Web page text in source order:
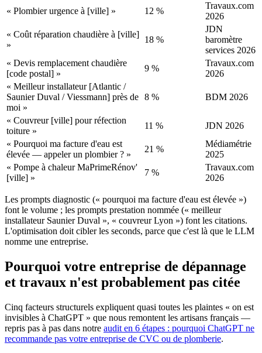
« Plombier urgence à [ville] » 12 %
Travaux.com
2026
« Coût réparation chaudière à [ville]
»
18 %
JDN
baromètre
services 2026
« Devis remplacement chaudière
[code postal] »
9 %
Travaux.com
2026
« Meilleur installateur [Atlantic /
Saunier Duval / Viessmann] près de
moi »
8 % BDM 2026
« Couvreur [ville] pour réfection
toiture »
11 %
JDN 2026
« Pourquoi ma facture d'eau est
élevée — appeler un plombier ? »
21 %
Médiamétrie
2025
« Pompe à chaleur MaPrimeRénov'
[ville] »
7 %
Travaux.com
2026
Les prompts diagnostic (« pourquoi ma facture d'eau est élevée »)
font le volume ; les prompts prestation nommée (« meilleur
installateur Saunier Duval », « couvreur Lyon ») font les citations.
L'optimisation doit cibler les seconds, parce que c'est là que le LLM
nomme une entreprise.
Pourquoi votre entreprise de dépannage
et travaux n'est probablement pas citée
Cinq facteurs structurels expliquent quasi toutes les plaintes « on est
invisibles à ChatGPT » que nous remontent les artisans français —
repris pas à pas dans notre audit en 6 étapes : pourquoi ChatGPT ne
recommande pas votre entreprise de CVC ou de plomberie.